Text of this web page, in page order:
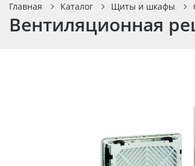
Главная Каталог Щиты и шкафы
Вентиляционная